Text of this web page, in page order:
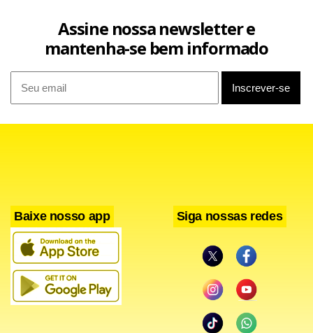
Assine nossa newsletter e
mantenha-se bem informado
Baixe nosso app Siga nossas redes